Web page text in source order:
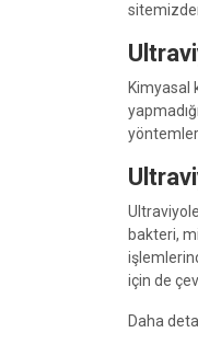
Kimyasal
bakteri,
için de
Daha